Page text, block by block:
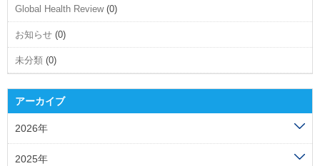
Global Health Review(0)
お知らせ (0)
未分類 (0)
アーカイブ
2026年
2025年